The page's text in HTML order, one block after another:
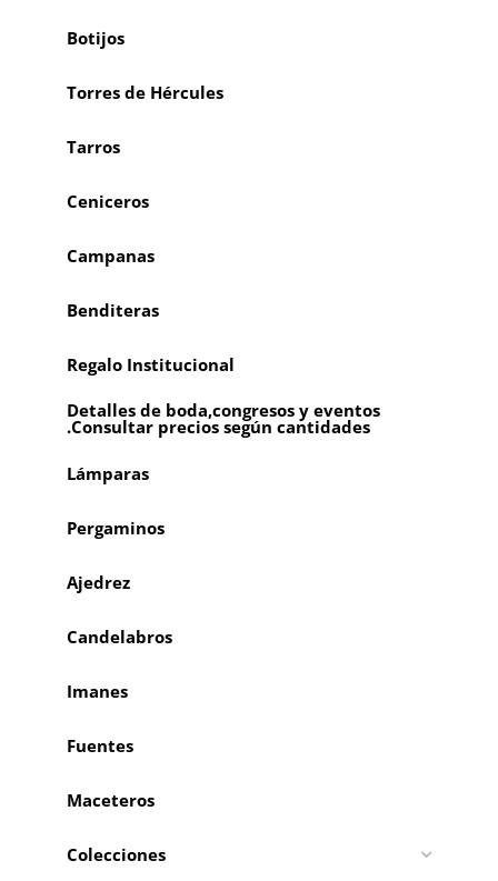
Botijos
Torres de Hércules
Tarros
Ceniceros
Campanas
Benditeras
Regalo Institucional
Detalles de boda,congresos y eventos
.Consultar precios según cantidades
Lámparas
Pergaminos
Ajedrez
Candelabros
Imanes
Fuentes
Maceteros
Colecciones